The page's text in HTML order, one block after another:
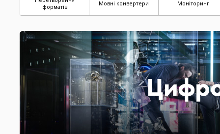
форматів
Мовні конвертери Моніторинг